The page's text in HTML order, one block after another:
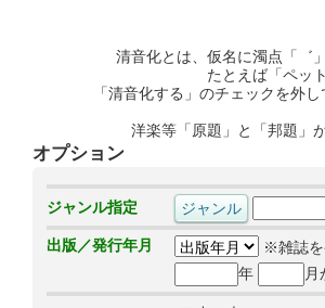
清音化とは、仮名に濁点「゛
たとえば「ペッ
「清音化する」のチェックを外
洋楽等「原題」と「邦題」
オプション
ジャンル指定
出版／発行年月
※雑誌を
年
月